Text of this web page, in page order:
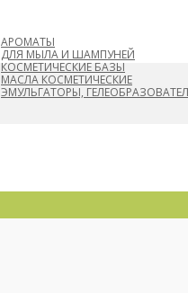
АРОМАТЫ
ДЛЯ МЫЛА И ШАМПУНЕЙ
КОСМЕТИЧЕСКИЕ БАЗЫ
МАСЛА КОСМЕТИЧЕСКИЕ
ЭМУЛЬГАТОРЫ,